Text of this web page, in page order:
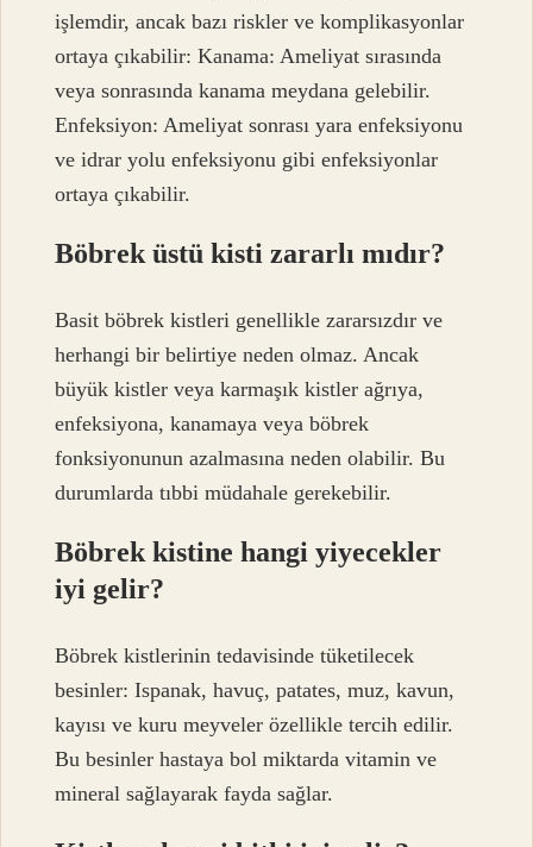
işlemdir, ancak bazı riskler ve komplikasyonlar
ortaya çıkabilir: Kanama: Ameliyat sırasında
veya sonrasında kanama meydana gelebilir.
Enfeksiyon: Ameliyat sonrası yara enfeksiyonu
ve idrar yolu enfeksiyonu gibi enfeksiyonlar
ortaya çıkabilir.
Böbrek üstü kisti zararlı mıdır?
Basit böbrek kistleri genellikle zararsızdır ve
herhangi bir belirtiye neden olmaz. Ancak
büyük kistler veya karmaşık kistler ağrıya,
enfeksiyona, kanamaya veya böbrek
fonksiyonunun azalmasına neden olabilir. Bu
durumlarda tıbbi müdahale gerekebilir.
Böbrek kistine hangi yiyecekler
iyi gelir?
Böbrek kistlerinin tedavisinde tüketilecek
besinler: Ispanak, havuç, patates, muz, kavun,
kayısı ve kuru meyveler özellikle tercih edilir.
Bu besinler hastaya bol miktarda vitamin ve
mineral sağlayarak fayda sağlar.